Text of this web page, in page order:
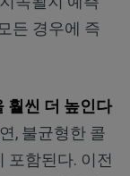
든 경우에 즉
훨씬 더 높인다
, 불균형한 콜
포함된다. 이전